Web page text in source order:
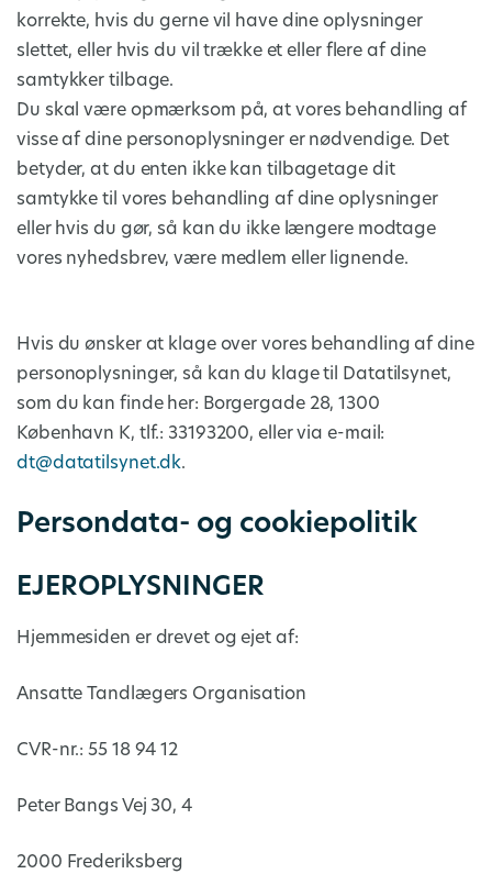
korrekte, hvis du gerne vil have dine oplysninger
slettet, eller hvis du vil trække et eller flere af dine
samtykker tilbage.
Du skal være opmærksom på, at vores behandling af
visse af dine personoplysninger er nødvendige. Det
betyder, at du enten ikke kan tilbagetage dit
samtykke til vores behandling af dine oplysninger
eller hvis du gør, så kan du ikke længere modtage
vores nyhedsbrev, være medlem eller lignende.
Hvis du ønsker at klage over vores behandling af dine
personoplysninger, så kan du klage til Datatilsynet,
som du kan finde her: Borgergade 28, 1300
København K, tlf.: 33193200, eller via e-mail:
dt@datatilsynet.dk.
Persondata- og cookiepolitik
EJEROPLYSNINGER
Hjemmesiden er drevet og ejet af:
Ansatte Tandlægers Organisation
CVR-nr.: 55 18 94 12
Peter Bangs Vej 30, 4
2000 Frederiksberg